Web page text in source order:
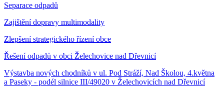
Separace odpadů
Zajištění dopravy multimodality
Zlepšení strategického řízení obce
Řešení odpadů v obci Želechovice nad Dřevnicí
Výstavba nových chodníků v ul. Pod Stráží, Nad Školou, 4.května
a Paseky - podél silnice III/49020 v Želechovicích nad Dřevnicí